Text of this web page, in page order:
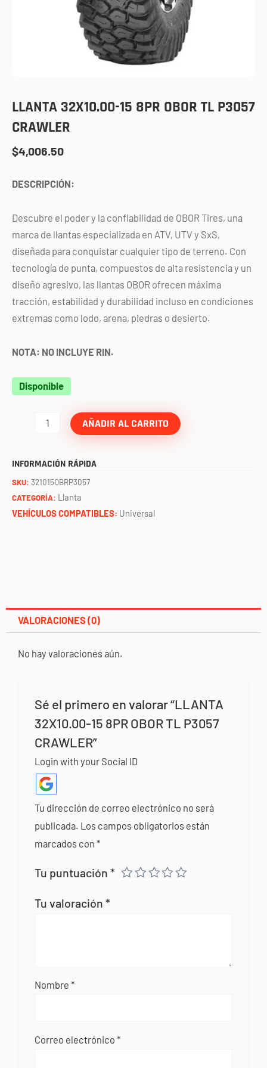
LLANTA 32X10.00-15 8PR OBOR TL P3057
CRAWLER
$4,006.50
DESCRIPCIÓN:
Descubre el poder y la confiabilidad de OBOR Tires, una
marca de llantas especializada en ATV, UTV y SxS,
diseñada para conquistar cualquier tipo de terreno. Con
tecnología de punta, compuestos de alta resistencia y un
diseño agresivo, las llantas OBOR ofrecen máxima
tracción, estabilidad y durabilidad incluso en condiciones
extremas como lodo, arena, piedras o desierto.
NOTA: NO INCLUYE RIN.
Disponible
LLANTA
P3057
CRAWLER
AÑADIR AL CARRITO
INFORMACIÓN RÁPIDA
SKU: 321015OBRP3057
CATEGORÍA: Llanta
VEHÍCULOS COMPATIBLES: Universal
VALORACIONES (0)
No hay valoraciones aún.
Sé el primero en valorar “LLANTA
32X10.00-15 8PR OBOR TL P3057
CRAWLER”
Login with your Social ID
Tu dirección de correo electrónico no será
publicada. Los campos obligatorios están
marcados con*
Tu puntuación*
Tu valoración*
Nombre*
Correo electrónico*